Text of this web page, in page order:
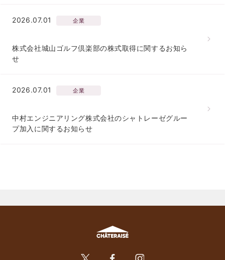
2026.07.01 企業
株式会社城山ゴルフ倶楽部の株式取得に関するお知ら
せ
2026.07.01 企業
中村エンジニアリング株式会社のシャトレーゼグルー
プ加入に関するお知らせ